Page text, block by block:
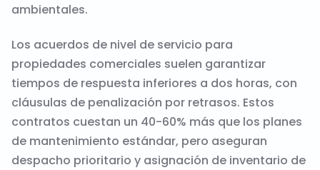
ambientales.
Los acuerdos de nivel de servicio para
propiedades comerciales suelen garantizar
tiempos de respuesta inferiores a dos horas, con
cláusulas de penalización por retrasos. Estos
contratos cuestan un 40-60% más que los planes
de mantenimiento estándar, pero aseguran
despacho prioritario y asignación de inventario de